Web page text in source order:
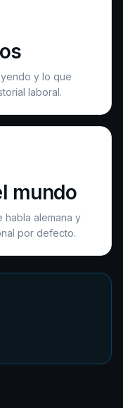
y lo que
laboral.
mundo
habla alemana y
por defecto.